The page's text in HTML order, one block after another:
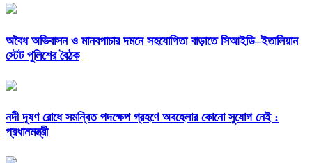
অবৈধ অভিবাসন ও মানবপাচার দমনে সহযোগিতা বাড়াতে সিআইডি–ইতালিয়ান
স্টেট পুলিশের বৈঠক
নদী দূষণ রোধে সমন্বিত পদক্ষেপ গ্রহণে অবহেলার কোনো সুযোগ নেই :
প্রধানমন্ত্রী